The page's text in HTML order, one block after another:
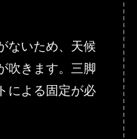
ないため、天候
吹きます。三脚
による固定が必